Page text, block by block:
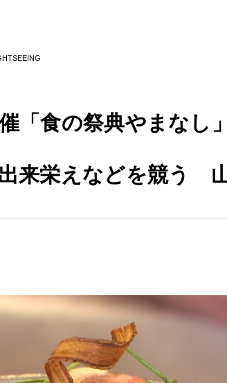
「食の祭典やまな
来栄えなどを競う